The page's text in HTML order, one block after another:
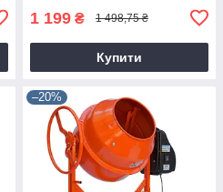
1 199 ₴ 1 498,75 ₴
Купити
–20%